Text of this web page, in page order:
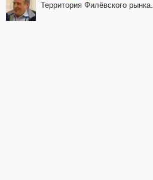
Территория Филёвского рынка.